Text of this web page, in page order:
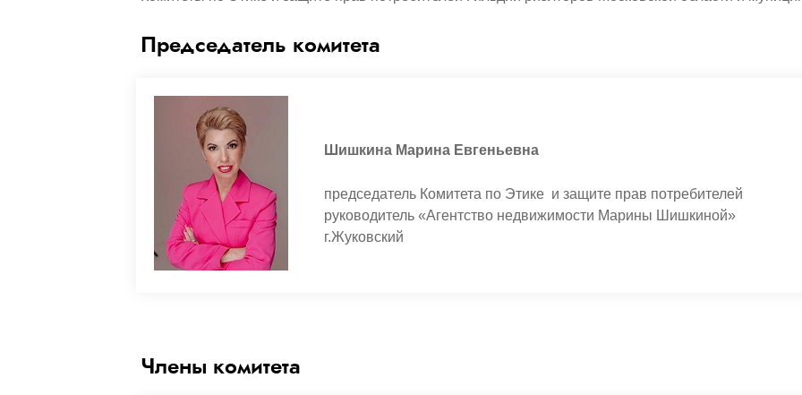
Председатель комитета
Шишкина Марина Евгеньевна
председатель Комитета по Этике и защите прав
руководитель «Агентство недвижимости Марины Шишкиной»
г.Жуковский
Члены комитета